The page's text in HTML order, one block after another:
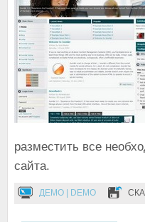
разместить все
сайта.
ДЕМО | DEMO